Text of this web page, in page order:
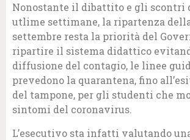
Nonostante il dibattito e gli scontri
utlime settimane, la ripartenza
settembre resta la priorità del
ripartire il sistema didattico
diffusione del contagio, le linee
prevedono la quarantena, fino
del tampone, per gli studenti che
sintomi del coronavirus.
L’esecutivo sta infatti valutando